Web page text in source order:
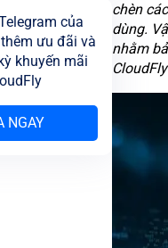
của
ưu đãi và
khuyến mãi
NGAY
chèn
dùng.
nhằm